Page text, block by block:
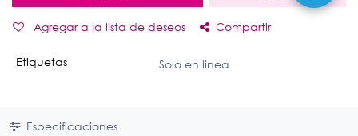
Agregar a la lista de deseos Compartir
Etiquetas Solo en linea
Especificaciones